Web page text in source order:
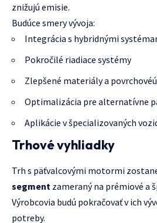
znižujú emisie.
Budúce smery vývoja:
Integrácia s hybridnými
Pokročilé riadiace systémy
Zlepšené materiály a
Optimalizácia pre alternatívne
Aplikácie v špecializovaných
Trhové vyhliadky
Trh s päťvalcovými motormi
segment zameraný na prémiové a
Výrobcovia budú pokračovať v ich
potreby.